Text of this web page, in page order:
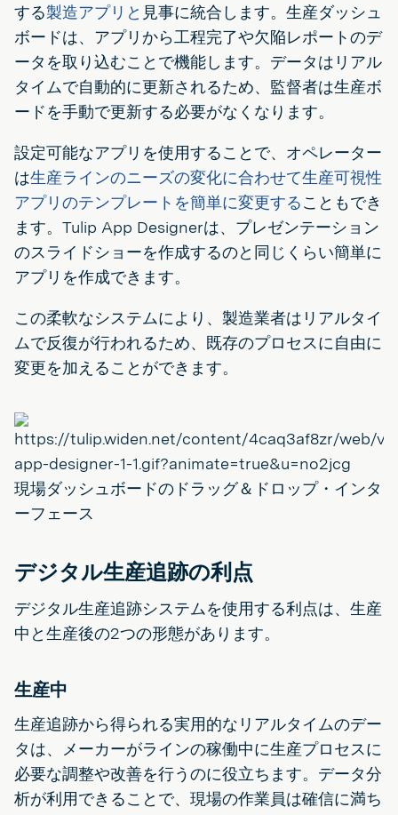
する製造アプリと 見事に統合します。生産ダッシュ
ボードは、アプリから工程完了や欠陥レポートのデ
ータを取り込むことで機能します。データはリアル
タイムで自動的に更新されるため、監督者は生産ボ
ードを手動で更新する必要がなくなります。
設定可能なアプリを使用することで、オペレーター
は生産ラインのニーズの変化に合わせて生産可視性
アプリのテンプレートを簡単に変更することもでき
ます。Tulip App Designerは、プレゼンテーション
のスライドショーを作成するのと同じくらい簡単に
アプリを作成できます。
この柔軟なシステムにより、製造業者はリアルタイ
ムで反復が行われるため、既存のプロセスに自由に
変更を加えることができます。
現場ダッシュボードのドラッグ＆ドロップ・インタ
ーフェース
デジタル生産追跡の利点
デジタル生産追跡システムを使用する利点は、生産
中と生産後の2つの形態があります。
生産中
生産追跡から得られる実用的なリアルタイムのデー
タは、メーカーがラインの稼働中に生産プロセスに
必要な調整や改善を行うのに役立ちます。データ分
析が利用できることで、現場の作業員は確信に満ち